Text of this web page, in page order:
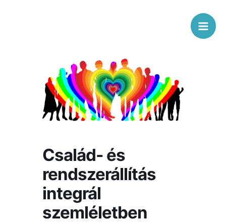
Család- és
rendszerállítás
integrál
szemléletben